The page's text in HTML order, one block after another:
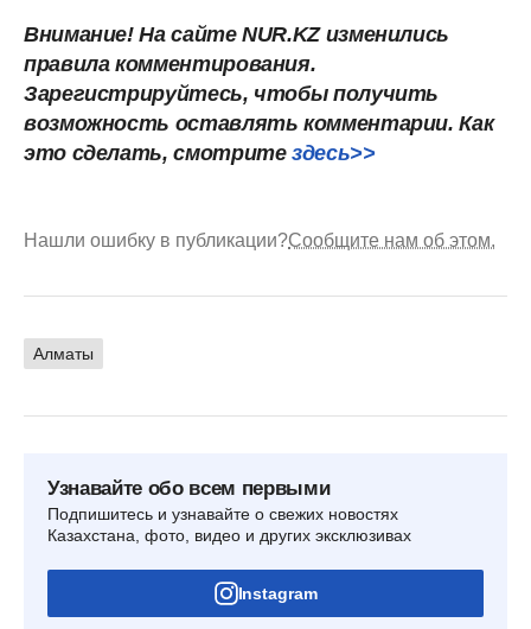
Внимание! На сайте NUR.KZ изменились
правила комментирования.
Зарегистрируйтесь, чтобы получить
возможность оставлять комментарии. Как
это сделать, смотритездесь>>
Нашли ошибку в публикации?Сообщите нам об этом.
Алматы
Узнавайте обо всем первыми
Подпишитесь и узнавайте о свежих новостях
Казахстана, фото, видео и других эксклюзивах
Instagram